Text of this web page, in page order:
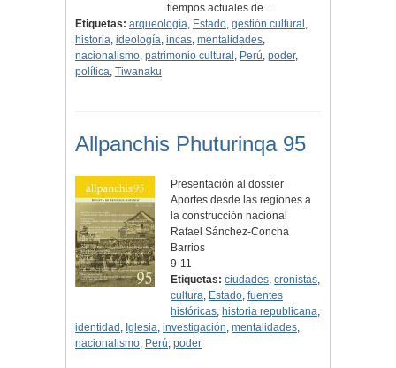
tiempos actuales de…
Etiquetas: arqueología, Estado, gestión cultural ,
historia, ideología, incas, mentalidades,
nacionalismo, patrimonio cultural , Perú, poder,
política, Tiwanaku
Allpanchis Phuturinqa 95
Presentación al dossier
Aportes desde las regiones a
la construcción nacional
Rafael Sánchez-Concha
Barrios
9-11
Etiquetas: ciudades,cronistas,
cultura, Estado,fuentes
históricas, historia republicana,
identidad , Iglesia, investigación, mentalidades,
nacionalismo, Perú, poder